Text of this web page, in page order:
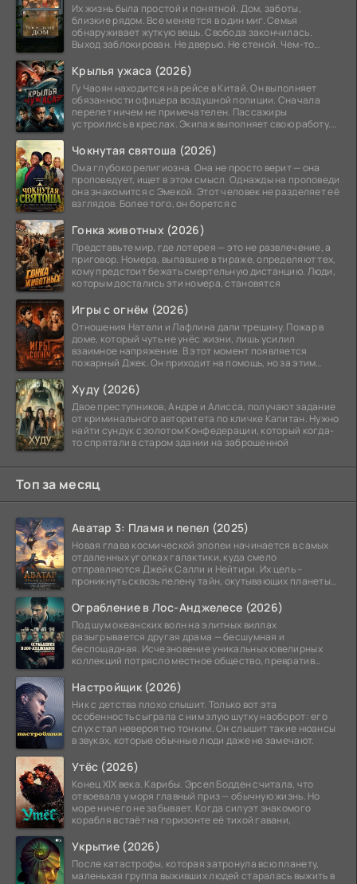
Их жизнь была простой и понятной. Дом, заботы,
близкие рядом. Все меняется в один миг. Семья
обнаруживает жуткую вещь. Свобода закончилась.
Выход заблокирован. Не дверью. Не стеной. Чем-то
Крылья ужаса (2026)
Гу Чаоян находится на рейсе в Китай. Он выполняет
обязанности офицера воздушной полиции. Сначала
перелет ничем не примечателен. Пассажиры
устроились в креслах. Экипаж выполняет свою работу.
Чокнутая святоша (2026)
Ома глубоко религиозна. Она не просто верит — она
проповедует, ищет в этом смысл. Однажды на проповеди
она знакомится с Эмекой. Этот человек не разделяет её
взглядов. Более того, он борется с
Гонка животных (2026)
Представьте мир, где лотерея — это не развлечение, а
приговор. Номера, выпавшие в тираже, определяют тех,
кому предстоит бежать смертельную дистанцию. Люди,
которым достались эти номера, становятся
Игры с огнём (2026)
Отношения Натали и Лафлина дали трещину. Пожар в
доме, который чуть не унёс жизни, лишь усилил
взаимное напряжение. В этот момент появляется
пожарный Джек. Он приходит на помощь, но за этим
Худу (2026)
Двое преступников, Андре и Алисса, получают задание
от криминального авторитета по кличке Капитан. Нужно
найти сундук с золотом Конфедерации, который когда-
то спрятали в старом здании на заброшенной
Топ за месяц
Аватар 3: Пламя и пепел (2025)
Новая глава космической эпопеи начинается в самых
отдаленных уголках галактики, куда смело
отправляются Джейк Салли и Нейтири. Их цель –
проникнуть сквозь пелену тайн, окутывающих планеты
Ограбление в Лос-Анджелесе (2026)
Под шум океанских волн на элитных виллах
разыгрывается другая драма — бесшумная и
беспощадная. Исчезновение уникальных ювелирных
коллекций потрясло местное общество, превратив
Настройщик (2026)
Ник с детства плохо слышит. Только вот эта
особенность сыграла с ним злую шутку наоборот: его
слух стал невероятно тонким. Он слышит такие нюансы
в звуках, которые обычные люди даже не замечают.
Утёс (2026)
Конец XIX века. Карибы. Эрсел Бодден считала, что
отвоевала у моря главный приз — обычную жизнь. Но
море ничего не забывает. Когда силуэт знакомого
корабля встаёт на горизонте её тихой гавани,
Укрытие (2026)
После катастрофы, которая затронула всю планету,
маленькая группа выживших людей старалась выжить в